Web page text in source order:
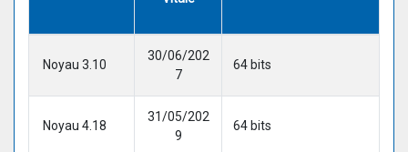
Noyau 3.10
30/06/202
7
64 bits
Noyau 4.18
31/05/202
9
64 bits